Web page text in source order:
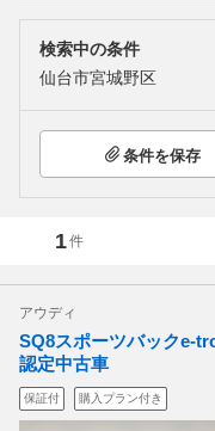
検索中の条件
仙台市宮城野区
条件を保存
1件
アウディ
SQ8スポーツバックe-
認定中古車
保証付 購入プラン付き